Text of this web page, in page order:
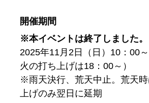
開催期間
※本イベントは終了しました。
2025年11月2日（日）10：00
火の打ち上げは18：00～）
※雨天決行、荒天中止。荒天
上げのみ翌日に延期